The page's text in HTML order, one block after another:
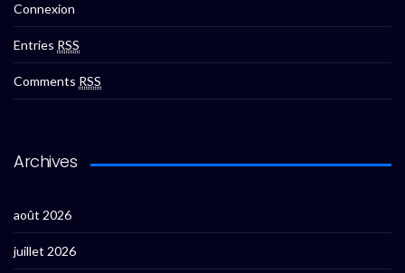
Connexion
Entries RSS
Comments RSS
Archives
août 2026
juillet 2026